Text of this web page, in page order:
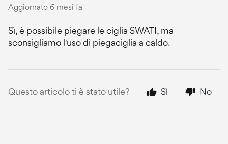
Aggiornato 6 mesi fa
Sì, è possibile piegare le ciglia SWATI, ma
sconsigliamo l'uso di piegaciglia a caldo.
Questo articolo ti è stato utile? Sì No